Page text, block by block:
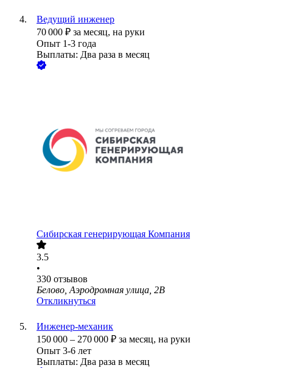
Ведущий инженер
70 000 ₽ за месяц, на руки
Опыт 1-3 года
Выплаты: Два раза в месяц
Сибирская генерирующая Компания
3.5
•
330 отзывов
Белово, Аэродромная улица, 2В
Откликнуться
Инженер-механик
150 000 – 270 000 ₽ за месяц, на руки
Опыт 3-6 лет
Выплаты: Два раза в месяц